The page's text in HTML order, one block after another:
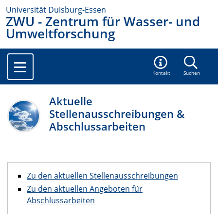
Universität Duisburg-Essen
ZWU - Zentrum für Wasser- und
Umweltforschung
Kontakt Suchen
Aktuelle
Stellenausschreibungen &
Abschlussarbeiten
Zu den aktuellen Stellenausschreibungen
Zu den aktuellen Angeboten für
Abschlussarbeiten